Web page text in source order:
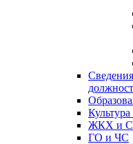
ЖКХ и
ГО и ЧС